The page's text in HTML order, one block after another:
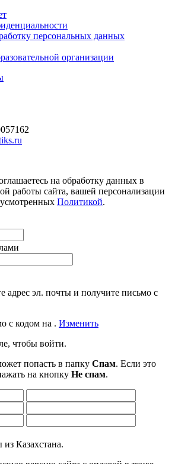
персональных данных
организации
на обработку данных в
работы сайта, вашей персонализации
Политикой.
адрес эл. почты и получите письмо с
c кодом на . Изменить
чтобы войти.
попасть в папку Спам. Если это
на кнопку Не спам.
Казахстана.